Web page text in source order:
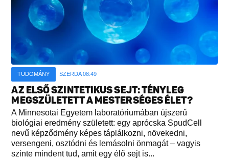
TUDOMÁNY SZERDA 08:49
AZ ELSŐ SZINTETIKUS SEJT: TÉNYLEG
MEGSZÜLETETT A MESTERSÉGES ÉLET?
A Minnesotai Egyetem laboratóriumában újszerű
biológiai eredmény született: egy aprócska SpudCell
nevű képződmény képes táplálkozni, növekedni,
versengeni, osztódni és lemásolni önmagát – vagyis
szinte mindent tud, amit egy élő sejt is...